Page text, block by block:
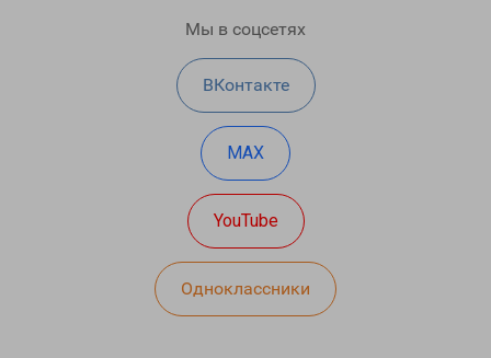
Мы в соцсетях
ВКонтакте
MAX
YouTube
Одноклассники